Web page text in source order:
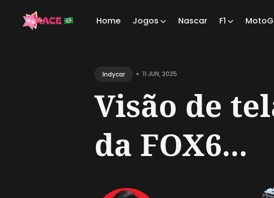
Home Jogos Nascar F1
Indycar • 11 JUN, 2025
Visão de
da FOX6...